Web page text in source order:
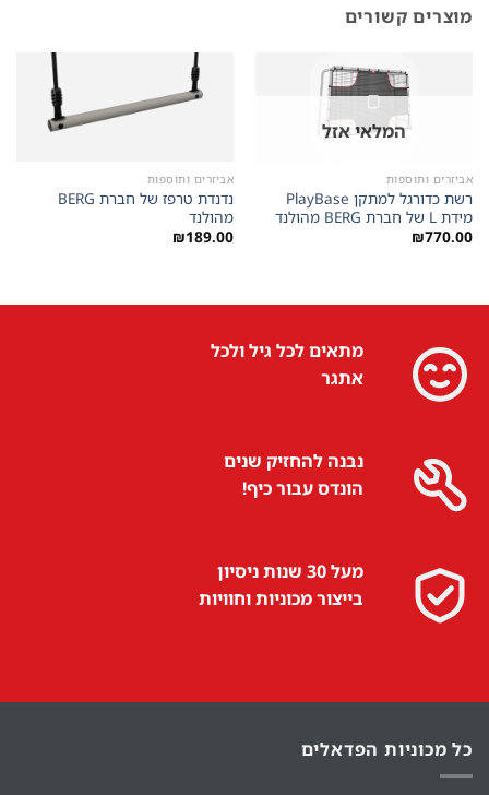
מוצרים קשורים
המלאי אזל
אביזרים ותוספות
רשת כדורגל למתקן PlayBase
מידת L של חברת BERG מהולנד
₪770.00
אביזרים ותוספות
נדנדת טרפז של חברת BERG
מהולנד
₪189.00
מתאים לכל גיל ולכל
אתגר
נבנה להחזיק שנים
הונדס עבור כיף!
מעל 30 שנות ניסיון
בייצור מכוניות וחוויות
כל מכוניות הפדאלים